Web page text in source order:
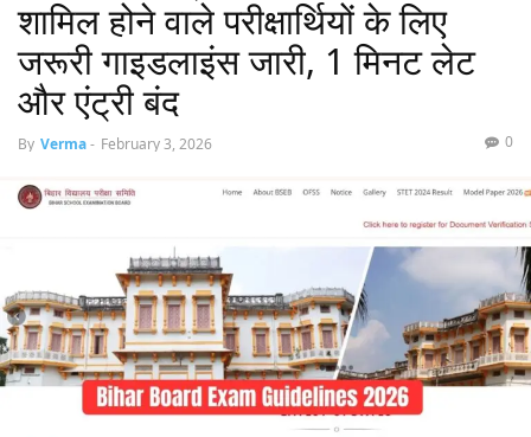
शामिल होने वाले परीक्षार्थियों के लिए
जरूरी गाइडलाइंस जारी, 1 मिनट लेट
और एंट्री बंद
By Verma- February 3, 2026 0